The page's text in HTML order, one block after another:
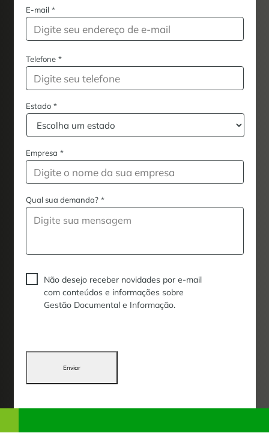
E-mail *
Telefone *
Estado *
Empresa *
Qual sua demanda? *
Não desejo receber novidades por e-mail
com conteúdos e informações sobre
Gestão Documental e Informação.
Enviar